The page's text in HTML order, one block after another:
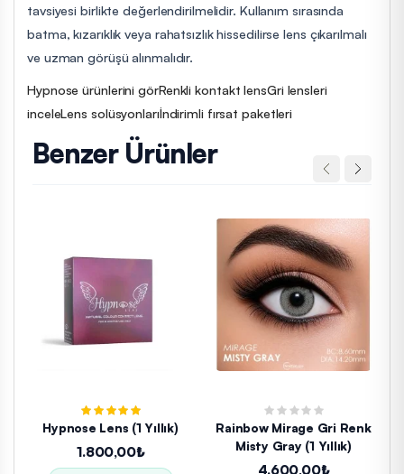
tavsiyesi birlikte değerlendirilmelidir. Kullanım sırasında
batma, kızarıklık veya rahatsızlık hissedilirse lens çıkarılmalı
ve uzman görüşü alınmalıdır.
Hypnose ürünlerini görRenkli kontakt lensGri lensleri
inceleLens solüsyonlarıİndirimli fırsat paketleri
Benzer Ürünler
Hypnose Lens (1 Yıllık)
1.800,00₺
Rainbow Mirage Gri Renk
Misty Gray (1 Yıllık)
4.600,00₺